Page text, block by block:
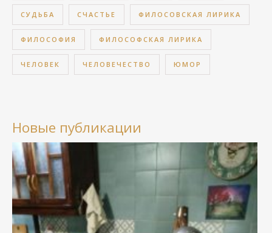
СУДЬБА СЧАСТЬЕ ФИЛОСОВСКАЯ ЛИРИКА
ФИЛОСОФИЯ ФИЛОСОФСКАЯ ЛИРИКА
ЧЕЛОВЕК ЧЕЛОВЕЧЕСТВО ЮМОР
Новые публикации